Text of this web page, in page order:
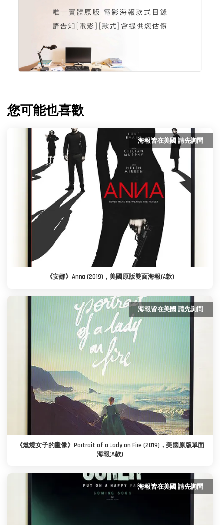
您可能也喜歡
海報皆在美國 請先詢問
《安娜》Anna (2019)，美國原版雙面海報(A款)
海報皆在美國 請先詢問
《燃燒女子的畫像》Portrait of a Lady on Fire (2019)，美國原版單面
海報(A款)
海報皆在美國 請先詢問